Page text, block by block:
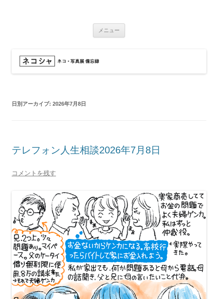
メニュー
日別アーカイブ: 2026年7月8日
テレフォン人生相談2026年7月8日
コメントを残す